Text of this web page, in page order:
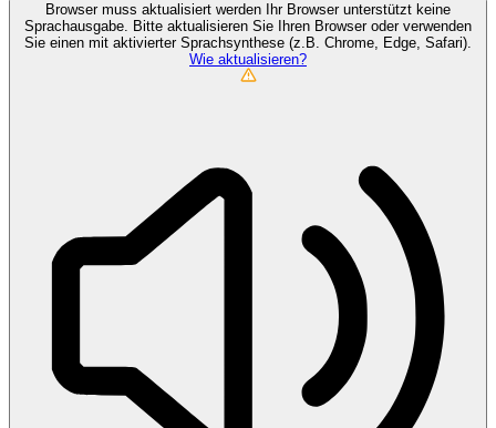
Browser muss aktualisiert werden
Ihr Browser unterstützt keine
Sprachausgabe. Bitte aktualisieren Sie Ihren Browser oder verwenden
Sie einen mit aktivierter Sprachsynthese (z.B. Chrome, Edge, Safari).
Wie aktualisieren?